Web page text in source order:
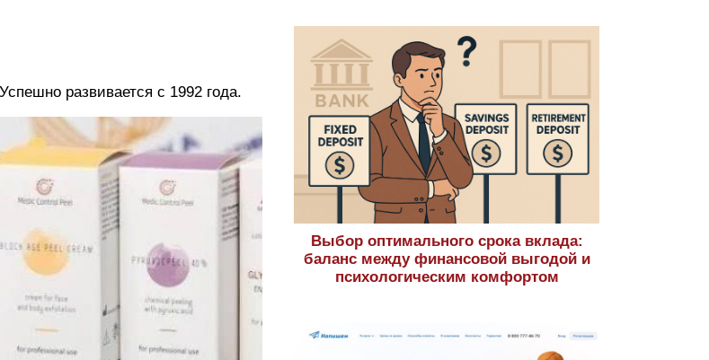
развивается с 1992 года.
Выбор оптимального срока вклада:
баланс между финансовой выгодой и
психологическим комфортом